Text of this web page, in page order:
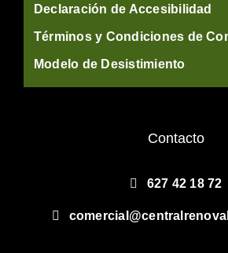
Declaración de Accesibilidad
Términos y Condiciones de
Modelo de Desistimiento
Contacto
627 42 18 72